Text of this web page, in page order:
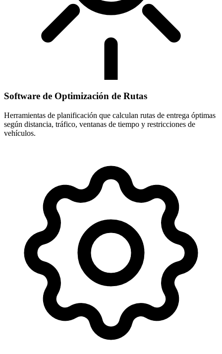
Software de Optimización de Rutas
Herramientas de planificación que calculan rutas de entrega óptimas
según distancia, tráfico, ventanas de tiempo y restricciones de
vehículos.